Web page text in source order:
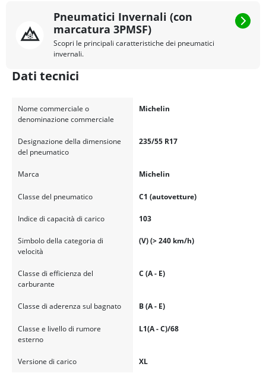
Pneumatici Invernali (con
marcatura 3PMSF)
Scopri le principali caratteristiche dei pneumatici
invernali.
Dati tecnici
Nome commerciale o
denominazione commerciale
Michelin
Designazione della dimensione
del pneumatico
235/55 R17
Marca Michelin
Classe del pneumatico C1 (autovetture)
Indice di capacità di carico 103
Simbolo della categoria di
velocità
(V) (> 240 km/h)
Classe di efficienza del
carburante
C (A - E)
Classe di aderenza sul bagnato B (A - E)
Classe e livello di rumore
esterno
L1(A - C)/68
Versione di carico XL